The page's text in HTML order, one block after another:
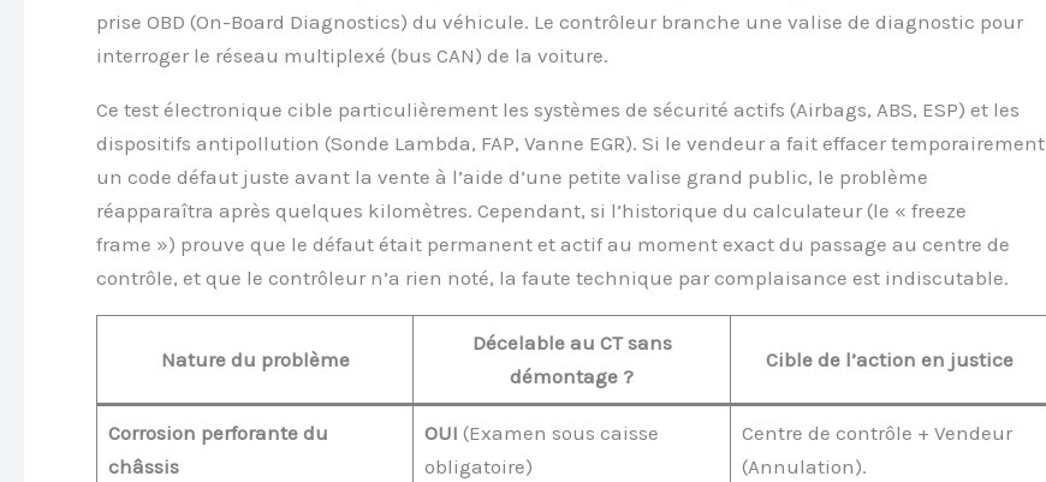
prise OBD (On-Board Diagnostics) du véhicule. Le contrôleur branche une valise de diagnostic pour
interroger le réseau multiplexé (bus CAN) de la voiture.
Ce test électronique cible particulièrement les systèmes de sécurité actifs (Airbags, ABS, ESP) et les
dispositifs antipollution (Sonde Lambda, FAP, Vanne EGR). Si le vendeur a fait effacer temporairement
un code défaut juste avant la vente à l’aide d’une petite valise grand public, le problème
réapparaîtra après quelques kilomètres. Cependant, si l’historique du calculateur (le « freeze
frame ») prouve que le défaut était permanent et actif au moment exact du passage au centre de
contrôle, et que le contrôleur n’a rien noté, la faute technique par complaisance est indiscutable.
Nature du problème
Décelable au CT sans
démontage ?
Cible de l’action en justice
Corrosion perforante du
châssis
OUI (Examen sous caisse
obligatoire)
Centre de contrôle + Vendeur
(Annulation).